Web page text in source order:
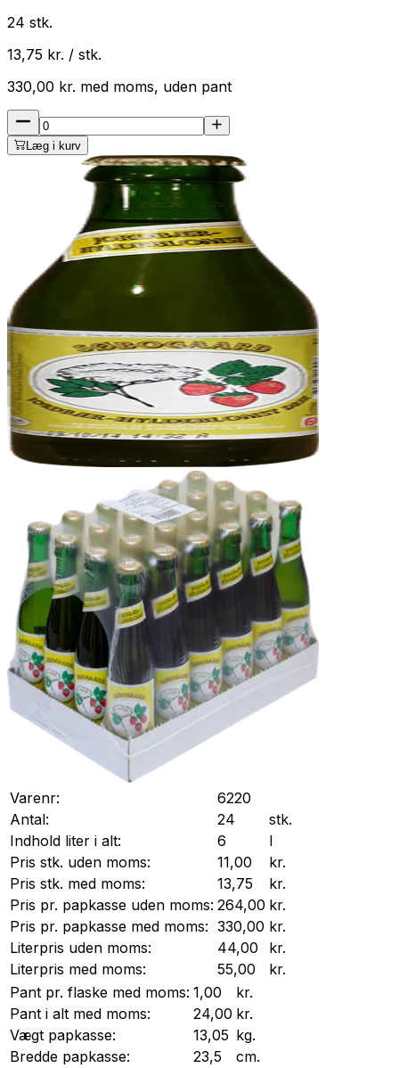
24 stk.
13,75 kr. / stk.
330,00 kr. med moms, uden pant
Læg i kurv
Varenr:
6220
Antal:
24
stk.
Indhold liter i alt:
6
l
Pris stk. uden moms:
11,00
kr.
Pris stk. med moms:
13,75
kr.
Pris pr. papkasse uden moms: 264,00 kr.
Pris pr. papkasse med moms: 330,00 kr.
Literpris uden moms:
44,00
kr.
Literpris med moms:
55,00
kr.
Pant pr. flaske med moms: 1,00
kr.
Pant i alt med moms:
24,00 kr.
Vægt papkasse: 13,05 kg.
Bredde papkasse: 23,5
cm.